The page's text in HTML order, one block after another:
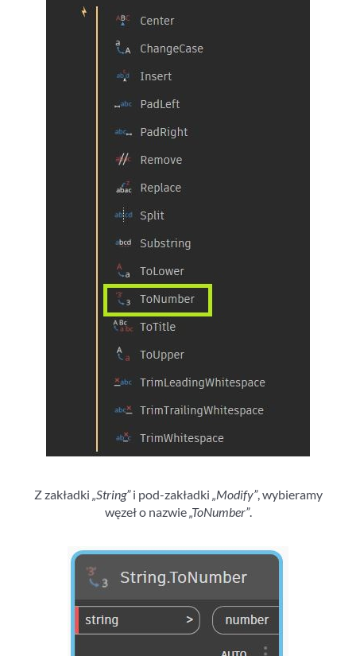
Z zakładki „String”i pod-zakładki „Modify”, wybieramy
węzeł o nazwie„ToNumber”.